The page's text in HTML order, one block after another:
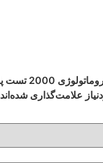
تست پلاس”
علامت‌گذاری شده‌اند